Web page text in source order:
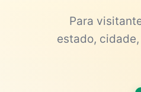
Para
estado,